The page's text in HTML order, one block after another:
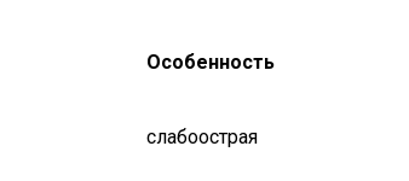
Особенность
слабоострая